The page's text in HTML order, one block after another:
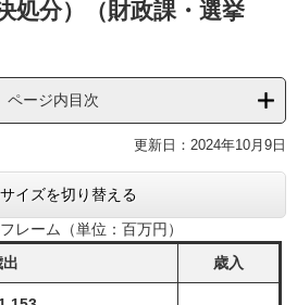
処分）（財政課・選挙
ページ内目次
更新日：2024年10月9日
イズを切り替える
レーム（単位：百万円）
出
歳入